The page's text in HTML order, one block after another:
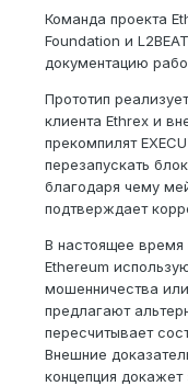
Команда проекта
Foundation и
документацию
Прототип
клиента Ethrex и
прекомпилят
перезапускать
благодаря чему
подтверждает
В настоящее
Ethereum
мошенничества
предлагают
пересчитывает
Внешние
концепция